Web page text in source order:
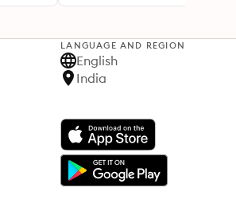
LANGUAGE AND REGION
English
India